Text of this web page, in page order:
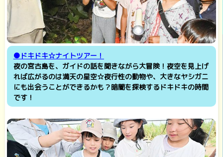
●ドキドキ☆ナイトツアー！
夜の宮古島を、ガイドの話を聞きながら大冒険！夜空を見上げ
れば広がるのは満天の星空☆夜行性の動物や、大きなヤシガニ
にも出会うことができるかも？暗闇を探検するドキドキの時間
です！